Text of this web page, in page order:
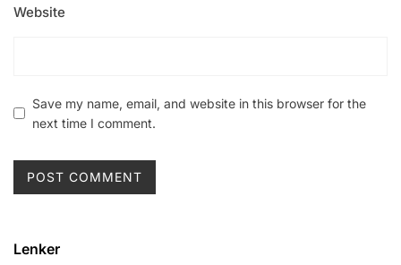
Website
Save my name, email, and website in this browser for the
next time I comment.
Lenker